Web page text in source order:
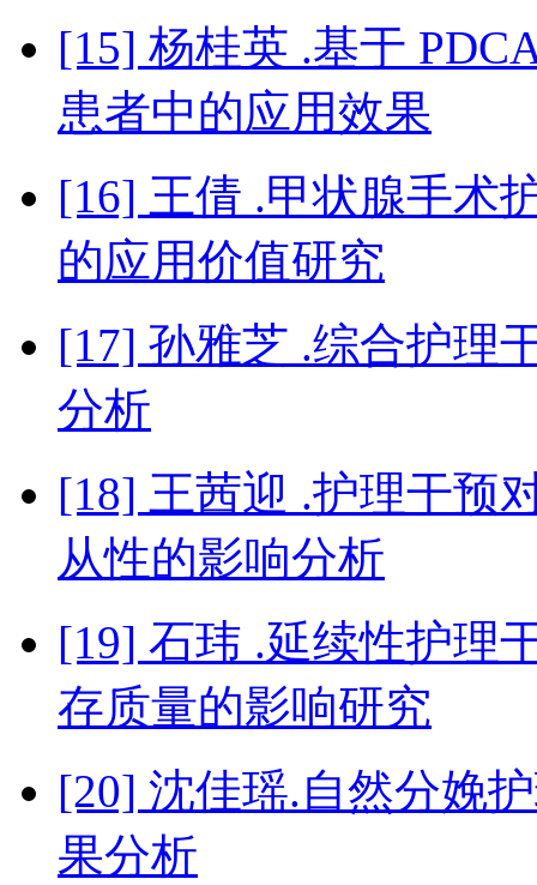
[15] 杨桂英 .基于
患者中的应用效果
[16] 王倩 .甲状腺手术
的应用价值研究
[17] 孙雅芝 .综合护理
分析
[18] 王茜迎 .护理干预
从性的影响分析
[19] 石玮 .延续性护理
存质量的影响研究
[20] 沈佳瑶.自然分娩
果分析